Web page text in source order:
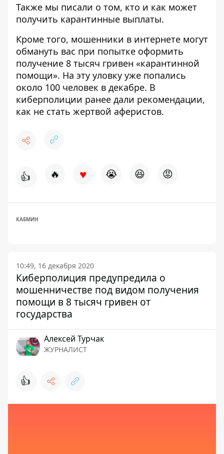
Также мы писали о том, кто и как может
получить карантинные выплаты.
Кроме того, мошенники в интернете могут
обмануть вас при попытке оформить
получение 8 тысяч гривен «карантинной
помощи». На эту уловку уже попались
около 100 человек в декабре. В
киберполиции ранее дали рекомендации,
как не стать жертвой аферистов.
👍 🔥 ♥ 😭 😆 😡
КАБМИН
10:49, 16 декабря 2020
Киберполиция предупредила о
мошенничестве под видом получения
помощи в 8 тысяч гривен от
государства
Алексей Турчак
ЖУРНАЛИСТ
👍